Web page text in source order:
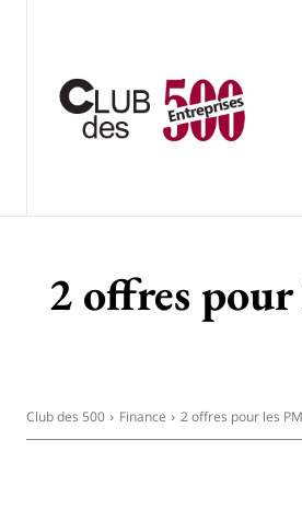
2 offres pour
Club des 500 Finance 2 offres pour les